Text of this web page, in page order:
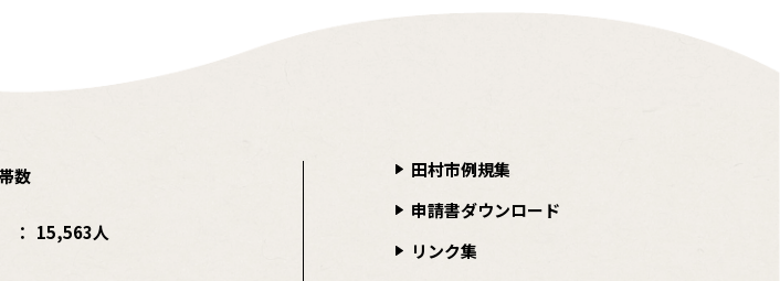
数
15,563人
田村市例規集
申請書ダウンロード
リンク集